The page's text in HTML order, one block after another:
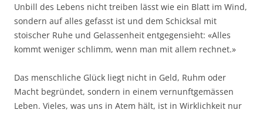
Unbill des Lebens nicht treiben lässt wie ein Blatt im Wind,
sondern auf alles gefasst ist und dem Schicksal mit
stoischer Ruhe und Gelassenheit entgegensieht: «Alles
kommt weniger schlimm, wenn man mit allem rechnet.»
Das menschliche Glück liegt nicht in Geld, Ruhm oder
Macht begründet, sondern in einem vernunftgemässen
Leben. Vieles, was uns in Atem hält, ist in Wirklichkeit nur